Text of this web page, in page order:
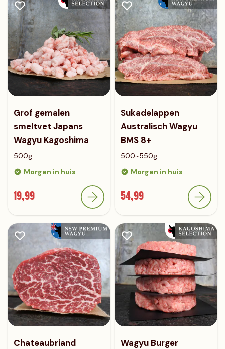
Grof gemalen
smeltvet Japans
Wagyu Kagoshima
500g
Morgen in huis
19,99
Sukadelappen
Australisch Wagyu
BMS 8+
500~550g
Morgen in huis
54,99
Chateaubriand
Wagyu Burger